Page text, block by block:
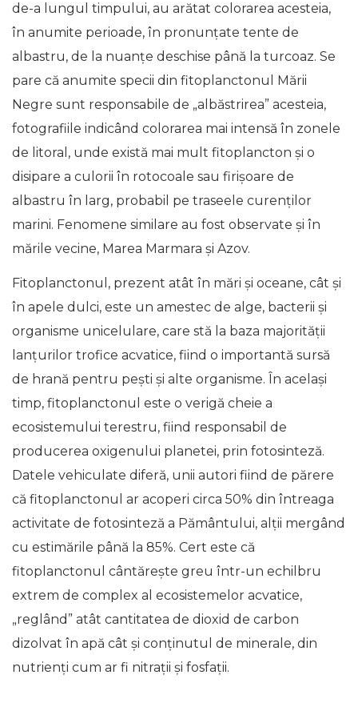
de-a lungul timpului, au arătat colorarea acesteia,
în anumite perioade, în pronunțate tente de
albastru, de la nuanțe deschise până la turcoaz. Se
pare că anumite specii din fitoplanctonul Mării
Negre sunt responsabile de „albăstrirea” acesteia,
fotografiile indicând colorarea mai intensă în zonele
de litoral, unde există mai mult fitoplancton și o
disipare a culorii în rotocoale sau firișoare de
albastru în larg, probabil pe traseele curenților
marini. Fenomene similare au fost observate și în
mările vecine, Marea Marmara și Azov.
Fitoplanctonul, prezent atât în mări și oceane, cât și
în apele dulci, este un amestec de alge, bacterii și
organisme unicelulare, care stă la baza majorității
lanțurilor trofice acvatice, fiind o importantă sursă
de hrană pentru pești și alte organisme. În același
timp, fitoplanctonul este o verigă cheie a
ecosistemului terestru, fiind responsabil de
producerea oxigenului planetei, prin fotosinteză.
Datele vehiculate diferă, unii autori fiind de părere
că fitoplanctonul ar acoperi circa 50% din întreaga
activitate de fotosinteză a Pământului, alții mergând
cu estimările până la 85%. Cert este că
fitoplanctonul cântărește greu într-un echilbru
extrem de complex al ecosistemelor acvatice,
„reglând” atât cantitatea de dioxid de carbon
dizolvat în apă cât și conținutul de minerale, din
nutrienți cum ar fi nitrații și fosfații.